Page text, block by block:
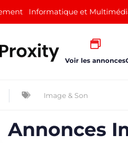
Informatique et
Voir les annonces
Annonces